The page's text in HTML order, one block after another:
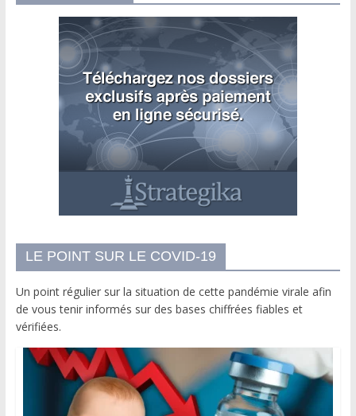
LE POINT SUR LE COVID-19
Un point régulier sur la situation de cette pandémie virale afin
de vous tenir informés sur des bases chiffrées fiables et
vérifiées.